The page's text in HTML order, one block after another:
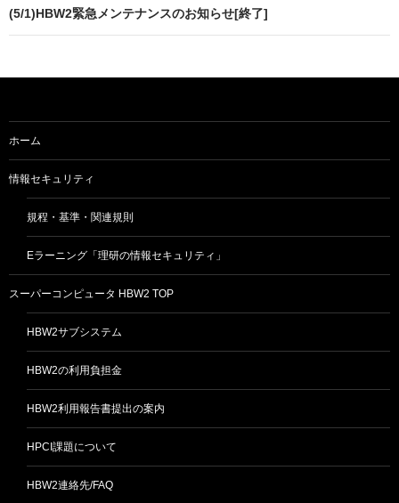
ビ
ー
ョ
ン
(5/1)HBW2緊急メンテナンスのお知らせ[終了]
ホーム
情報セキュリティ
規程・基準・関連規則
Eラーニング「理研の情報セキュリティ」
スーパーコンピュータ HBW2 TOP
HBW2サブシステム
HBW2の利用負担金
HBW2利用報告書提出の案内
HPCI課題について
HBW2連絡先/FAQ